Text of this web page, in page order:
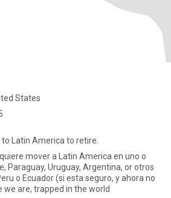
States
Latin America to retire.
mover a Latin America en uno o
Paraguay, Uruguay, Argentina, or otros
o Ecuador (si esta seguro, y ahora no
we are, trapped in the world